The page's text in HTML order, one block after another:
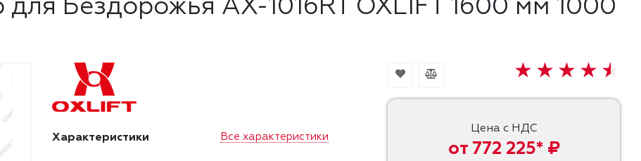
Бездорожья AX-1016RT OXLIFT 1600 мм 1000
Цена с НДС
от 772 225* ₽
Характеристики Все характеристики